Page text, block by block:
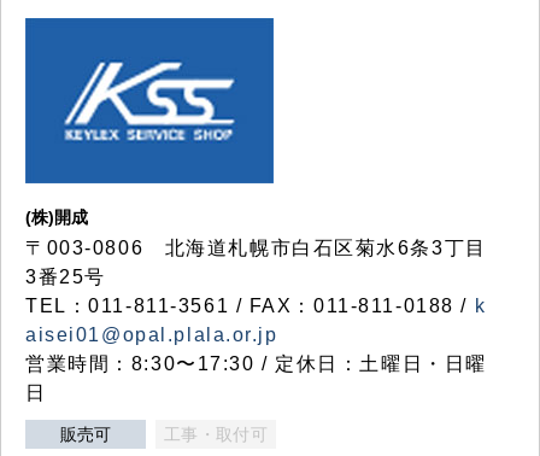
(株)開成
〒003-0806 北海道札幌市白石区菊水6条3丁目
3番25号
TEL：011-811-3561 / FAX：011-811-0188 / k
aisei01@opal.plala.or.jp
営業時間：8:30〜17:30 / 定休日：土曜日・日曜
日
販売可 工事・取付可